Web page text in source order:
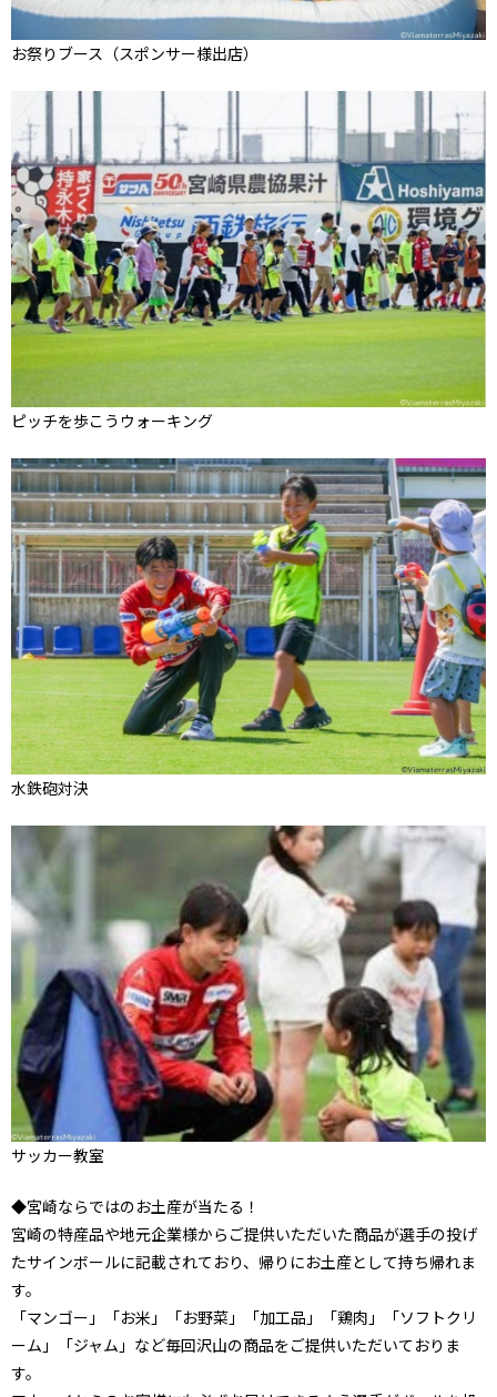
お祭りブース（スポンサー様出店）
ピッチを歩こうウォーキング
水鉄砲対決
サッカー教室
◆宮崎ならではのお土産が当たる！
宮崎の特産品や地元企業様からご提供いただいた商品が選手の投げ
たサインボールに記載されており、帰りにお土産として持ち帰れま
す。
「マンゴー」「お米」「お野菜」「加工品」「鶏肉」「ソフトクリ
ーム」「ジャム」など毎回沢山の商品をご提供いただいておりま
す。